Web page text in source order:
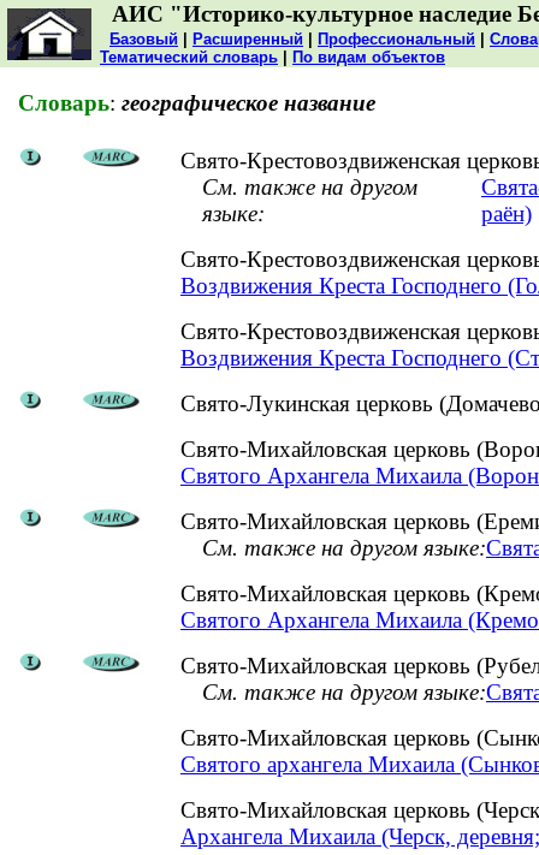
АИС "Историко-культурное наследие
Базовый Расширенный Профессиональный
Тематический словарь
По видам объектов
Словарь: географическое название
Свято-Крестовоздвиженская
См. также на другом
языке:
раён)
Свято-Крестовоздвиженская
Воздвижения Креста Господнего
Свято-Крестовоздвиженская
Воздвижения Креста Господнего
Свято-Лукинская церковь
Свято-Михайловская церковь
Святого Архангела Михаила
Свято-Михайловская церковь
См. также на другом языке:
Свято-Михайловская церковь
Святого Архангела Михаила
Свято-Михайловская церковь
См. также на другом языке:
Свято-Михайловская церковь
Святого архангела Михаила
Свято-Михайловская церковь
Архангела Михаила (Черск,